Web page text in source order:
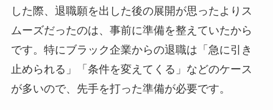
した際、退職願を出した後の展開が思ったよりス
ムーズだったのは、事前に準備を整えていたから
です。特にブラック企業からの退職は「急に引き
止められる」「条件を変えてくる」などのケース
が多いので、先手を打った準備が必要です。